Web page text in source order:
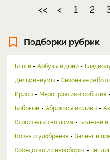
<< < 1 2
Подборки рубрик
Блоги Арбузы и дыни
Дельфиниумы
Сезонные работы
Ирисы
Мероприятия и события
Бобовые
Абрикосы и сливы
Строительство дома
Болезни и
Почва и удобрения
Зелень и
Соседство и севооборот